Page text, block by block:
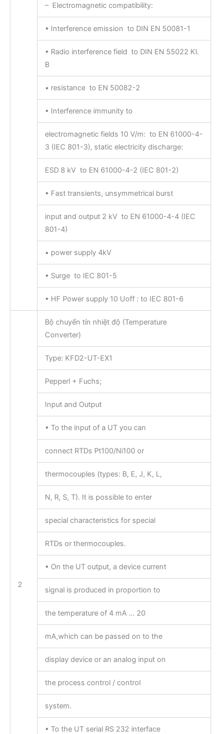
– Electromagnetic compatibility:
• Interference emission to DIN EN 50081-1
• Radio interference field to DIN EN 55022 Kl.
B
• resistance to EN 50082-2
• Interference immunity to
electromagnetic fields 10 V/m: to EN 61000-4-
3 (IEC 801-3), static electricity discharge:
ESD 8 kV to EN 61000-4-2 (IEC 801-2)
• Fast transients, unsymmetrical burst
input and output 2 kV to EN 61000-4-4 (IEC
801-4)
• power supply 4kV
• Surge to IEC 801-5
• HF Power supply 10 Uoff : to IEC 801-6
2
Bộ chuyển tín nhiệt độ (Temperature
Converter)
Type: KFD2-UT-EX1
Pepperl + Fuchs;
Input and Output
• To the input of a UT you can
connect RTDs Pt100/Ni100 or
thermocouples (types: B, E, J, K, L,
N, R, S, T). It is possible to enter
special characteristics for special
RTDs or thermocouples.
• On the UT output, a device current
signal is produced in proportion to
the temperature of 4 mA … 20
mA,which can be passed on to the
display device or an analog input on
the process control / control
system.
• To the UT serial RS 232 interface